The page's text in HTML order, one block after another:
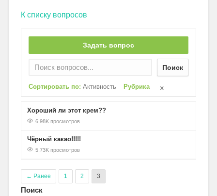
К списку вопросов
Задать вопрос
Поиск
Сортировать по: Активность Рубрика
Хороший ли этот крем??
6.98K просмотров
Чёрный какао!!!!!
5.73K просмотров
← Ранее 1 2 3
Поиск